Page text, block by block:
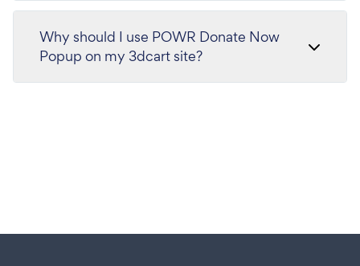
Why should I use POWR Donate Now
Popup on my 3dcart site?